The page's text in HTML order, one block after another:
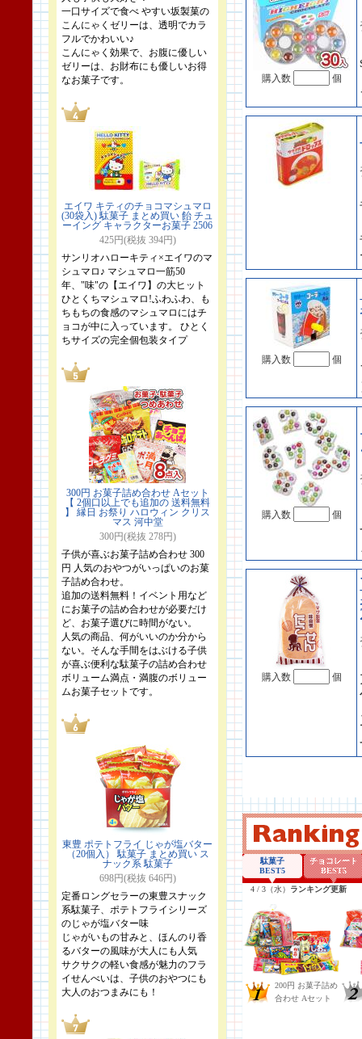
一口サイズで食べ やすい坂製菓の
こんにゃくゼリーは、透明でカラ
フルでかわいい♪
こんにゃく効果で、お腹に優しい
ゼリーは、お財布にも優しいお得
なお菓子です。
エイワ キティのチョコマシュマロ
(30袋入) 駄菓子 まとめ買い 飴 チュ
ーイング キャラクターお菓子 2506
425円(税抜 394円)
サンリオハローキティ×エイワのマ
シュマロ♪ マシュマロ一筋50
年、"味"の【エイワ】の大ヒット
ひとくちマシュマロ!ふわふわ、も
ちもちの食感のマシュマロにはチ
ョコが中に入っています。 ひとく
ちサイズの完全個包装タイプ
300円 お菓子詰め合わせ Aセット
【 2個口以上でも追加の 送料無料
】 縁日 お祭り ハロウィン クリス
マス 河中堂
300円(税抜 278円)
子供が喜ぶお菓子詰め合わせ 300
円 人気のおやつがいっぱいのお菓
子詰め合わせ。
追加の送料無料！イベント用など
にお菓子の詰め合わせが必要だけ
ど、お菓子選びに時間がない。
人気の商品、何がいいのか分から
ない。そんな手間をはぶける子供
が喜ぶ便利な駄菓子の詰め合わせ
ボリューム満点・満腹のボリュー
ムお菓子セットです。
東豊 ポテトフライ じゃが塩バター
（20個入） 駄菓子 まとめ買い ス
ナック系 駄菓子
698円(税抜 646円)
定番ロングセラーの東豊スナック
系駄菓子、ポテトフライシリーズ
のじゃが塩バター味
じゃがいもの甘みと、ほんのり香
るバターの風味が大人にも人気
サクサクの軽い食感が魅力のフラ
イせんべいは、子供のおやつにも
大人のおつまみにも！
購入数 個
購入数 個
購入数 個
購入数 個